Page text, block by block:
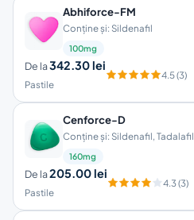
Abhiforce-FM
Conține și: Sildenafil
100mg
De la342.30 lei
Pastile
4.5 (3)
Cenforce-D
Conține și: Sildenafil, Tadalafil
160mg
De la205.00 lei
Pastile
4.3 (3)